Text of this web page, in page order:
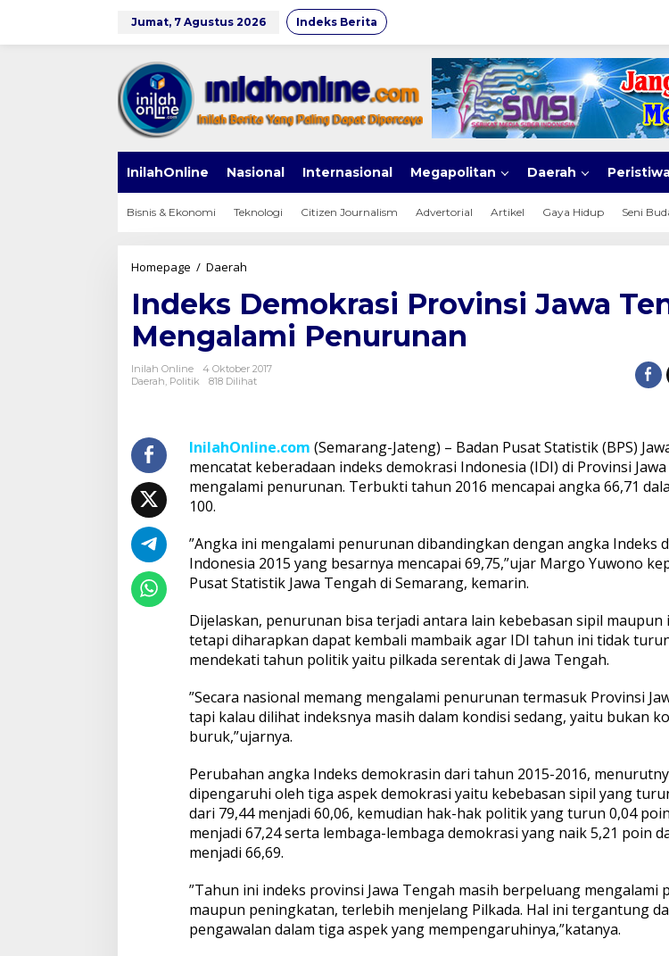
Jumat, 7 Agustus 2026 Indeks Berita
InilahOnline Nasional Internasional Megapolitan Daerah
Bisnis & Ekonomi Teknologi Citizen Journalism Advertorial Artikel Gaya Hidup Seni
Homepage / Daerah
Provinsi
Jawa
Tengah
Mengalami
Penurunan
Indeks Demokrasi Provinsi Jawa
Mengalami Penurunan
Inilah Online
4 Oktober 2017
Daerah, Politik 818 Dilihat
InilahOnline.com (Semarang-Jateng) – Badan Pusat Statistik (BPS)
mencatat keberadaan indeks demokrasi Indonesia (IDI) di Provinsi
mengalami penurunan. Terbukti tahun 2016 mencapai angka 66,71
100.
”Angka ini mengalami penurunan dibandingkan dengan angka Indeks
Indonesia 2015 yang besarnya mencapai 69,75,”ujar Margo Yuwono
Pusat Statistik Jawa Tengah di Semarang, kemarin.
Dijelaskan, penurunan bisa terjadi antara lain kebebasan sipil maupun
tetapi diharapkan dapat kembali mambaik agar IDI tahun ini tidak
mendekati tahun politik yaitu pilkada serentak di Jawa Tengah.
”Secara nasional memang mengalami penurunan termasuk Provinsi
tapi kalau dilihat indeksnya masih dalam kondisi sedang, yaitu bukan
buruk,”ujarnya.
Perubahan angka Indeks demokrasin dari tahun 2015-2016,
dipengaruhi oleh tiga aspek demokrasi yaitu kebebasan sipil yang
dari 79,44 menjadi 60,06, kemudian hak-hak politik yang turun 0,04
menjadi 67,24 serta lembaga-lembaga demokrasi yang naik 5,21 poin
menjadi 66,69.
”Tahun ini indeks provinsi Jawa Tengah masih berpeluang mengalami
maupun peningkatan, terlebih menjelang Pilkada. Hal ini tergantung
pengawalan dalam tiga aspek yang mempengaruhinya,”katanya.